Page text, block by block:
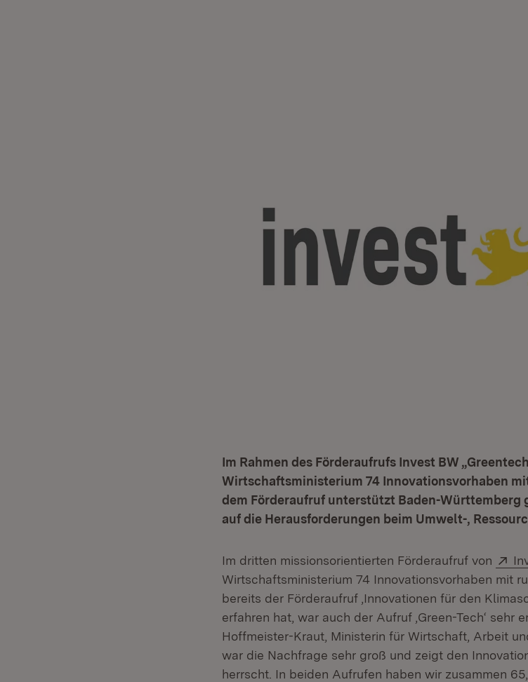
Im Rahmen des Förderaufrufs Invest BW
Wirtschaftsministerium 74 Innovationsvorhaben
dem Förderaufruf unterstützt Baden-Württemberg
auf die Herausforderungen beim Umwelt-,
Im dritten missionsorientierten Förderaufruf von
Wirtschaftsministerium 74 Innovationsvorhaben mit
bereits der Förderaufruf ‚Innovationen für den
erfahren hat, war auch der Aufruf ‚Green-Tech‘ sehr
Hoffmeister-Kraut, Ministerin für Wirtschaft, Arbeit
war die Nachfrage sehr groß und zeigt den
herrscht. In beiden Aufrufen haben wir zusammen